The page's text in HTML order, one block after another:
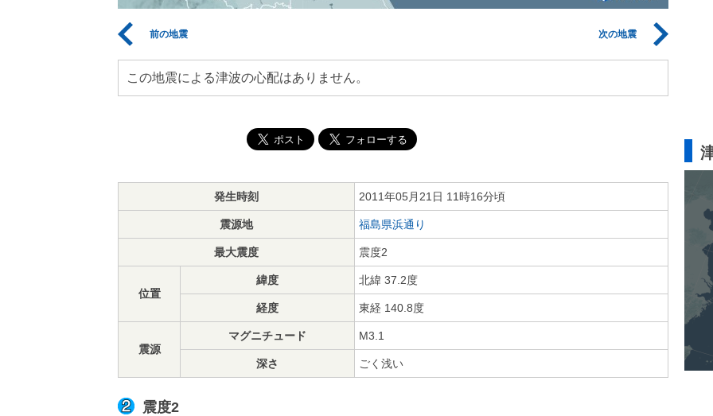
前の地震 次の地震
この地震による津波の心配はありません。
発生時刻 2011年05月21日 11時16分頃
震源地 福島県浜通り
最大震度 震度2
位置
緯度 北緯 37.2度
経度 東経 140.8度
震源
マグニチュード M3.1
深さ ごく浅い
震度2